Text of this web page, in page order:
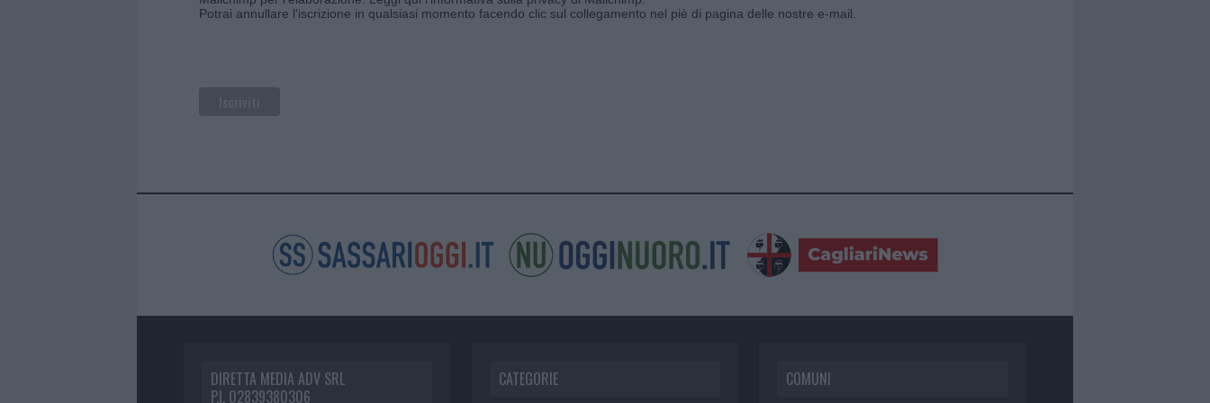
Potrai annullare l'iscrizione in qualsiasi momento facendo clic sul collegamento nel piè di pagina delle nostre e-mail.
DIRETTA MEDIA ADV SRL
P.I. 02839380306
CATEGORIE COMUNI